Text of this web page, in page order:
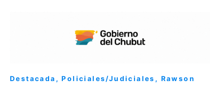
Destacada ,Policiales/Judiciales , Rawson